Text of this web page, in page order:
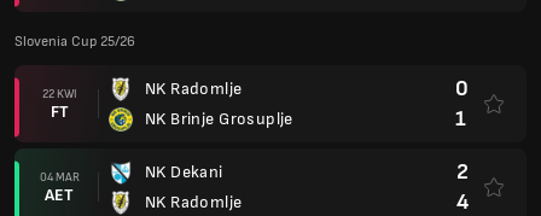
Slovenia Cup 25/26
22 KWI
FT
NK Radomlje
NK Brinje Grosuplje
0
1
04 MAR
AET
NK Dekani
NK Radomlje
2
4